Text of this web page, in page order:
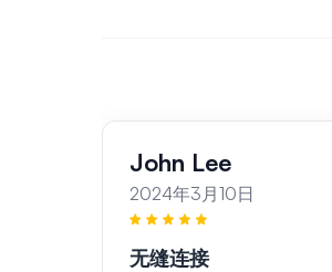
John Lee
2024年3月10日
无缝连接